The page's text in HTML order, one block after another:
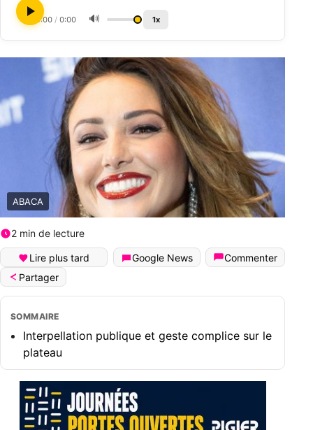
0:00 / 0:00 🔊 1x
ABACA
2 min de lecture
Lire plus tard Google News
Commenter
Partager
SOMMAIRE
Interpellation publique et geste complice sur le
plateau